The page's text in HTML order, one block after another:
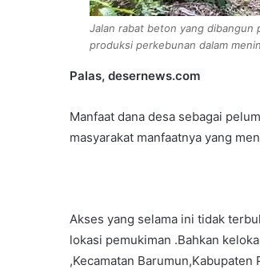
Jalan rabat beton yang dibangun
produksi perkebunan dalam
Palas, desernews.com
Manfaat dana desa sebagai
masyarakat manfaatnya yang
Akses yang selama ini tidak
lokasi pemukiman .Bahkan
,Kecamatan